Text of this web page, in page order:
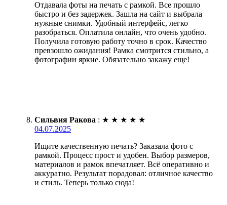
Отдавала фоты на печать с рамкой. Все прошло
быстро и без задержек. Зашла на сайт и выбрала
нужные снимки. Удобный интерфейс, легко
разобраться. Оплатила онлайн, что очень удобно.
Получила готовую работу точно в срок. Качество
превзошло ожидания! Рамка смотрится стильно, а
фотографии яркие. Обязательно закажу еще!
Сильвия Ракова : ★ ★ ★ ★ ★
04.07.2025
Ищите качественную печать? Заказала фото с
рамкой. Процесс прост и удобен. Выбор размеров,
материалов и рамок впечатляет. Всё оперативно и
аккуратно. Результат порадовал: отличное качество
и стиль. Теперь только сюда!